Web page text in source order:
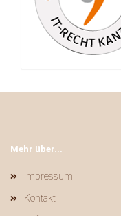
Mehr über...
Impressum
Kontakt